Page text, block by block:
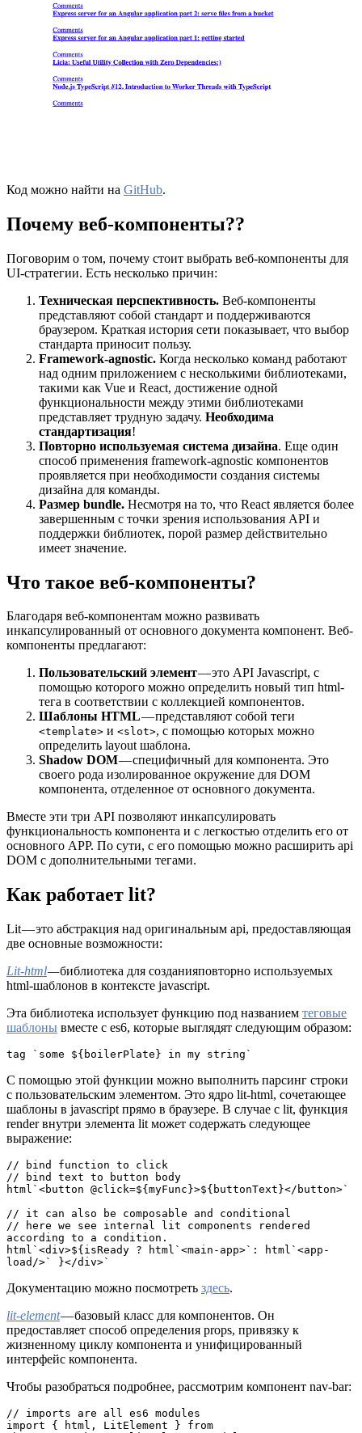
Код можно найти на GitHub.
Почему веб-компоненты??
Поговорим о том, почему стоит выбрать веб-компоненты для
UI-стратегии. Есть несколько причин:
Техническая перспективность. Веб-компоненты
представляют собой стандарт и поддерживаются
браузером. Краткая история сети показывает, что выбор
стандарта приносит пользу.
Framework-agnostic. Когда несколько команд работают
над одним приложением с несколькими библиотеками,
такими как Vue и React, достижение одной
функциональности между этими библиотеками
представляет трудную задачу. Необходима
стандартизация!
Повторно используемая система дизайна. Еще один
способ применения framework-agnostic компонентов
проявляется при необходимости создания системы
дизайна для команды.
Размер bundle. Несмотря на то, что React является более
завершенным с точки зрения использования API и
поддержки библиотек, порой размер действительно
имеет значение.
Что такое веб-компоненты?
Благодаря веб-компонентам можно развивать
инкапсулированный от основного документа компонент. Веб-
компоненты предлагают:
Пользовательский элемент— это API Javascript, с
помощью которого можно определить новый тип html-
тега в соответствии с коллекцией компонентов.
Шаблоны HTML— представляют собой теги
<template> и <slot>, с помощью которых можно
определить layout шаблона.
Shadow DOM— специфичный для компонента. Это
своего рода изолированное окружение для DOM
компонента, отделенное от основного документа.
Вместе эти три API позволяют инкапсулировать
функциональность компонента и с легкостью отделить его от
основного APP. По сути, с его помощью можно расширить api
DOM с дополнительными тегами.
Как работает lit?
Lit — это абстракция над оригинальным api, предоставляющая
две основные возможности:
Lit-html—библиотека для созданияповторно используемых
html-шаблонов в контексте javascript.
Эта библиотека использует функцию под названием теговые
шаблоны вместе с es6, которые выглядят следующим образом:
tag `some ${boilerPlate} in my string`
С помощью этой функции можно выполнить парсинг строки
с пользовательским элементом. Это ядро lit-html, сочетающее
шаблоны в javascript прямо в браузере. В случае с lit, функция
render внутри элемента lit может содержать следующее
выражение:
// bind function to click
// bind text to button body
html`<button @click=${myFunc}>${buttonText}</button>`
// it can also be composable and conditional
// here we see internal lit components rendered
according to a condition.
html`<div>${isReady ? html`<main-app>`: html`<app-
load/>` }</div>`
Документацию можно посмотреть здесь.
lit-element— базовый класс для компонентов. Он
предоставляет способ определения props, привязку к
жизненному циклу компонента и унифицированный
интерфейс компонента.
Чтобы разобраться подробнее, рассмотрим компонент nav-bar:
// imports are all es6 modules
import { html, LitElement } from